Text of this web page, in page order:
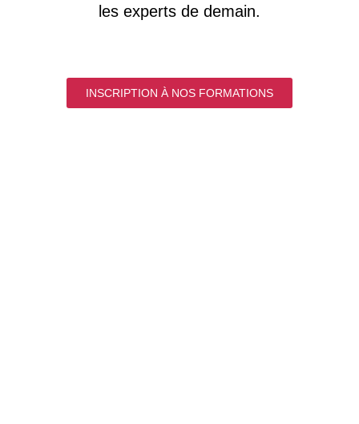
les experts de demain.
INSCRIPTION À NOS FORMATIONS